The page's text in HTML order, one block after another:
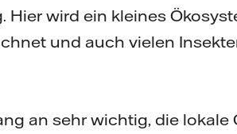
wird ein kleines
und auch vielen
an sehr wichtig, die